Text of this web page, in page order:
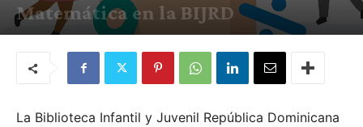
Matemática en la BIJRD
Por Quemashago.com- 10 de enero de 2021
La Biblioteca Infantil y Juvenil República Dominicana